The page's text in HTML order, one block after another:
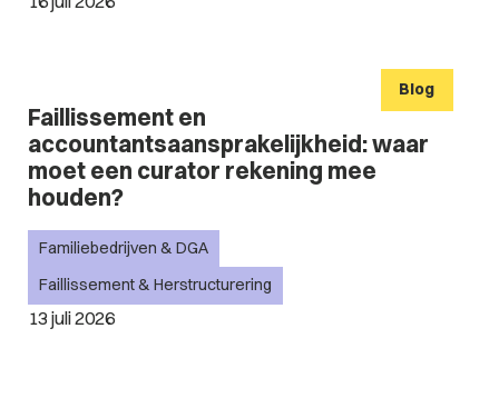
Faillissement en
accountantsaansprakelijkheid: waar
moet een curator rekening mee
houden?
13 juli 2026
Familiebedrijven & DGA
Faillissement & Herstructurering
Blog